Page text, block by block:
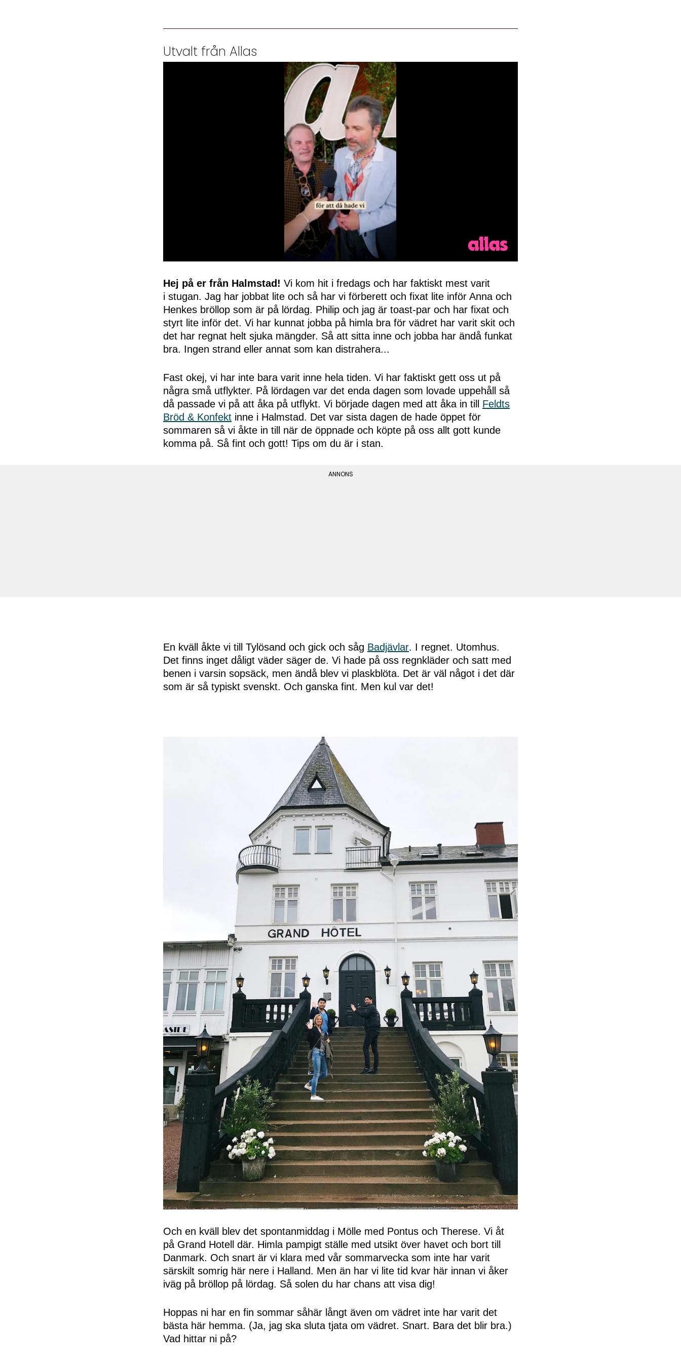
Utvalt från Allas
of
50
secondsVolume
0%
Hej på er från Halmstad! Vi kom hit i fredags och har faktiskt mest varit
i stugan. Jag har jobbat lite och så har vi förberett och fixat lite inför Anna och
Henkes bröllop som är på lördag. Philip och jag är toast-par och har fixat och
styrt lite inför det. Vi har kunnat jobba på himla bra för vädret har varit skit och
det har regnat helt sjuka mängder. Så att sitta inne och jobba har ändå funkat
bra. Ingen strand eller annat som kan distrahera...
Fast okej, vi har inte bara varit inne hela tiden. Vi har faktiskt gett oss ut på
några små utflykter. På lördagen var det enda dagen som lovade uppehåll så
då passade vi på att åka på utflykt. Vi började dagen med att åka in till Feldts
Bröd & Konfekt inne i Halmstad. Det var sista dagen de hade öppet för
sommaren så vi åkte in till när de öppnade och köpte på oss allt gott kunde
komma på. Så fint och gott! Tips om du är i stan.
En kväll åkte vi till Tylösand och gick och såg Badjävlar. I regnet. Utomhus.
Det finns inget dåligt väder säger de. Vi hade på oss regnkläder och satt med
benen i varsin sopsäck, men ändå blev vi plaskblöta. Det är väl något i det där
som är så typiskt svenskt. Och ganska fint. Men kul var det!
Och en kväll blev det spontanmiddag i Mölle med Pontus och Therese. Vi åt
på Grand Hotell där. Himla pampigt ställe med utsikt över havet och bort till
Danmark. Och snart är vi klara med vår sommarvecka som inte har varit
särskilt somrig här nere i Halland. Men än har vi lite tid kvar här innan vi åker
iväg på bröllop på lördag. Så solen du har chans att visa dig!
Hoppas ni har en fin sommar såhär långt även om vädret inte har varit det
bästa här hemma. (Ja, jag ska sluta tjata om vädret. Snart. Bara det blir bra.)
Vad hittar ni på?